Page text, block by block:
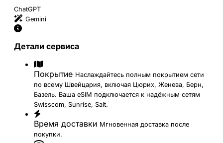
ChatGPT
Gemini
Детали сервиса
Покрытие Наслаждайтесь полным покрытием сети
по всему Швейцария, включая Цюрих, Женева, Берн,
Базель. Ваша eSIM подключается к надёжным сетям
Swisscom, Sunrise, Salt.
Время доставки Мгновенная доставка после
покупки.